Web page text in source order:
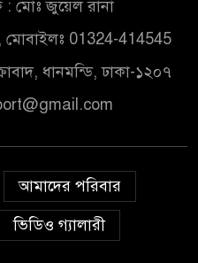
: মোঃ জুয়েল রানা
01324-414545
ধানমন্ডি, ঢাকা-১২০৭
আমাদের পরিবার
ভিডিও গ্যালারী